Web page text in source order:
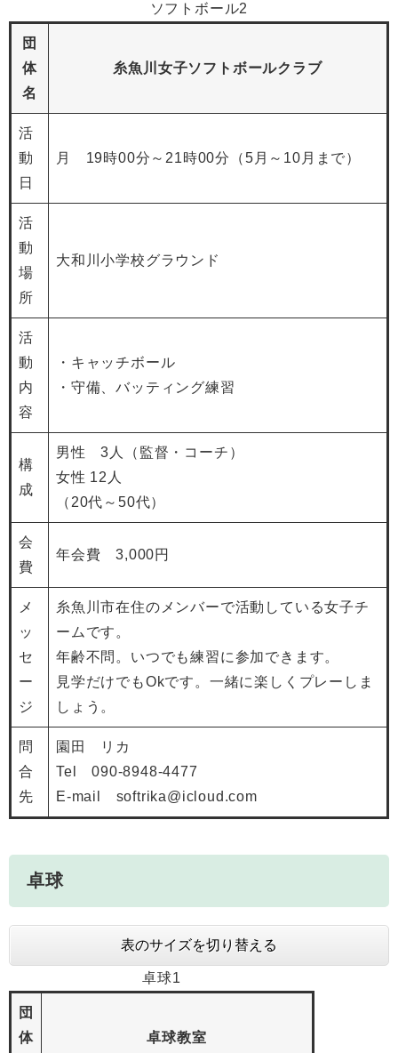
ソフトボール2
団
体
名
糸魚川女子ソフトボールクラブ
活
動
日
月 19時00分～21時00分（5月～10月まで）
活
動
場
所
大和川小学校グラウンド
活
動
内
容
・キャッチボール
・守備、バッティング練習
構
成
男性 3人（監督・コーチ）
女性 12人
（20代～50代）
会
費
年会費 3,000円
メ
ッ
セ
ー
ジ
糸魚川市在住のメンバーで活動している女子チ
ームです。
年齢不問。いつでも練習に参加できます。
見学だけでもOkです。一緒に楽しくプレーしま
しょう。
問
合
先
園田 リカ
Tel 090-8948-4477
E-mail softrika@icloud.com
卓球
表のサイズを切り替える
卓球1
団
体
卓球教室